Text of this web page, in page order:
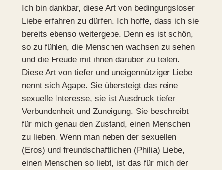
Ich bin dankbar, diese Art von bedingungsloser
Liebe erfahren zu dürfen. Ich hoffe, dass ich sie
bereits ebenso weitergebe. Denn es ist schön,
so zu fühlen, die Menschen wachsen zu sehen
und die Freude mit ihnen darüber zu teilen.
Diese Art von tiefer und uneigennütziger Liebe
nennt sich Agape. Sie übersteigt das reine
sexuelle Interesse, sie ist Ausdruck tiefer
Verbundenheit und Zuneigung. Sie beschreibt
für mich genau den Zustand, einen Menschen
zu lieben. Wenn man neben der sexuellen
(Eros) und freundschaftlichen (Philia) Liebe,
einen Menschen so liebt, ist das für mich der